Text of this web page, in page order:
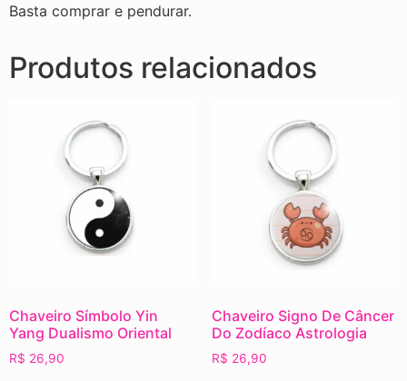
Basta comprar e pendurar.
Produtos relacionados
Chaveiro Símbolo Yin
Yang Dualismo Oriental
R$ 26,90
Chaveiro Signo De Câncer
Do Zodíaco Astrologia
R$ 26,90